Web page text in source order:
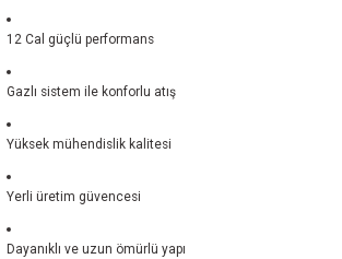
12 Cal güçlü performans
Gazlı sistem ile konforlu atış
Yüksek mühendislik kalitesi
Yerli üretim güvencesi
Dayanıklı ve uzun ömürlü yapı